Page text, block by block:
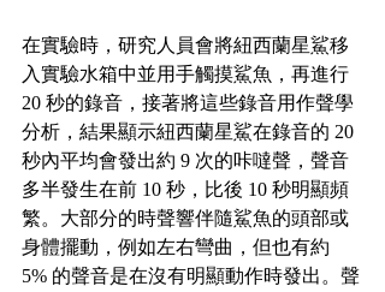
在實驗時，研究人員會將紐西蘭星鯊移
入實驗水箱中並用手觸摸鯊魚，再進行
20 秒的錄音，接著將這些錄音用作聲學
分析，結果顯示紐西蘭星鯊在錄音的 20
秒內平均會發出約 9 次的咔噠聲，聲音
多半發生在前 10 秒，比後 10 秒明顯頻
繁。大部分的時聲響伴隨鯊魚的頭部或
身體擺動，例如左右彎曲，但也有約
5% 的聲音是在沒有明顯動作時發出。聲